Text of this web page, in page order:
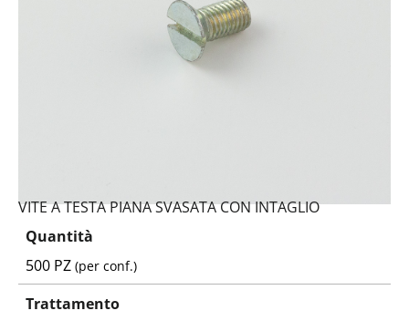
VITE A TESTA PIANA SVASATA CON INTAGLIO
Quantità
500 PZ(per conf.)
Trattamento